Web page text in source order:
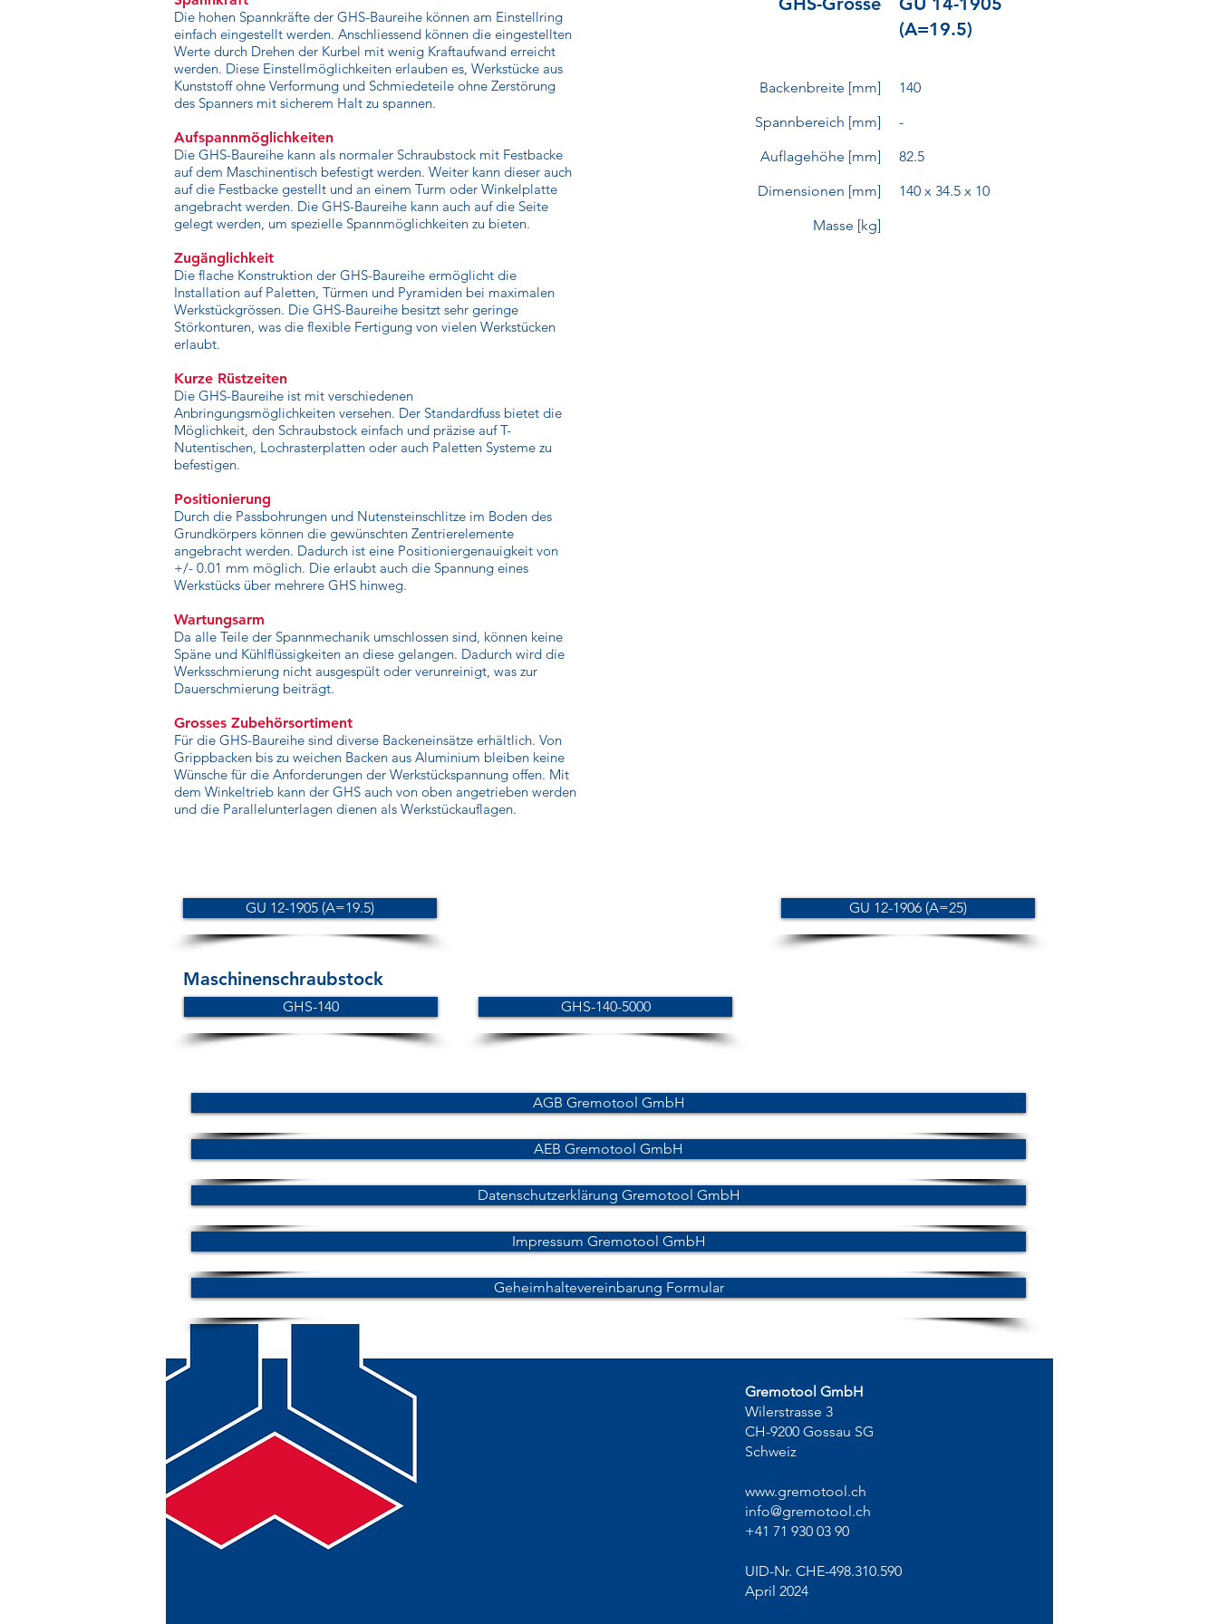
Die hohen Spannkräfte der GHS-Baureihe können am Einstellring
einfach eingestellt werden. Anschliessend können die eingestellten
Werte durch Drehen der Kurbel mit wenig Kraftaufwand erreicht
werden. Diese Einstellmöglichkeiten erlauben es, Werkstücke aus
Kunststoff ohne Verformung und Schmiedeteile ohne Zerstörung
des Spanners mit sicherem Halt zu spannen.
Aufspannmöglichkeiten
Die GHS-Baureihe kann als normaler Schraubstock mit Festbacke
auf dem Maschinentisch befestigt werden. Weiter kann dieser auch
auf die Festbacke gestellt und an einem Turm oder Winkelplatte
angebracht werden. Die GHS-Baureihe kann auch auf die Seite
gelegt werden, um spezielle Spannmöglichkeiten zu bieten.
Zugänglichkeit
Die flache Konstruktion der GHS-Baureihe ermöglicht die
Installation auf Paletten, Türmen und Pyramiden bei maximalen
Werkstückgrössen. Die GHS-Baureihe besitzt sehr geringe
Störkonturen, was die flexible Fertigung von vielen Werkstücken
erlaubt.
Kurze Rüstzeiten
Die GHS-Baureihe ist mit verschiedenen
Anbringungsmöglichkeiten versehen. Der Standardfuss bietet die
Möglichkeit, den Schraubstock einfach und präzise auf T-
Nutentischen, Lochrasterplatten oder auch Paletten Systeme zu
befestigen.
Positionierung
Durch die Passbohrungen und Nutensteinschlitze im Boden des
Grundkörpers können die gewünschten Zentrierelemente
angebracht werden. Dadurch ist eine Positioniergenauigkeit von
+/- 0.01 mm möglich. Die erlaubt auch die Spannung eines
Werkstücks über mehrere GHS hinweg.
Wartungsarm
Da alle Teile der Spannmechanik umschlossen sind, können keine
Späne und Kühlflüssigkeiten an diese gelangen. Dadurch wird die
Werksschmierung nicht ausgespült oder verunreinigt, was zur
Dauerschmierung beiträgt.
Grosses Zubehörsortiment
Für die GHS-Baureihe sind diverse Backeneinsätze erhältlich. Von
Grippbacken bis zu weichen Backen aus Aluminium bleiben keine
Wünsche für die Anforderungen der Werkstückspannung offen. Mit
dem Winkeltrieb kann der GHS auch von oben angetrieben werden
und die Parallelunterlagen dienen als Werkstückauflagen.
(A=19.5)
Backenbreite [mm]
Spannbereich [mm]
Auflagehöhe [mm]
Dimensionen [mm]
Masse [kg]
140
-
82.5
140 x 34.5 x 10
GU 12-1905 (A=19.5) GU 12-1906 (A=25)
Maschinenschraubstock
GHS-140 GHS-140-5000
Gremotool GmbH
Wilerstrasse 3
CH-9200 Gossau SG
Schweiz
www.gremotool.ch
info@gremotool.ch
+41 71 930 03 90
UID-Nr. CHE-498.310.590
April 2024
AGB Gremotool GmbH
AEB Gremotool GmbH
Datenschutzerklärung Gremotool GmbH
Impressum Gremotool GmbH
Geheimhaltevereinbarung Formular